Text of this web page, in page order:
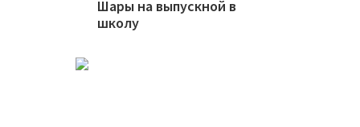
Шары на выпускной в
школу